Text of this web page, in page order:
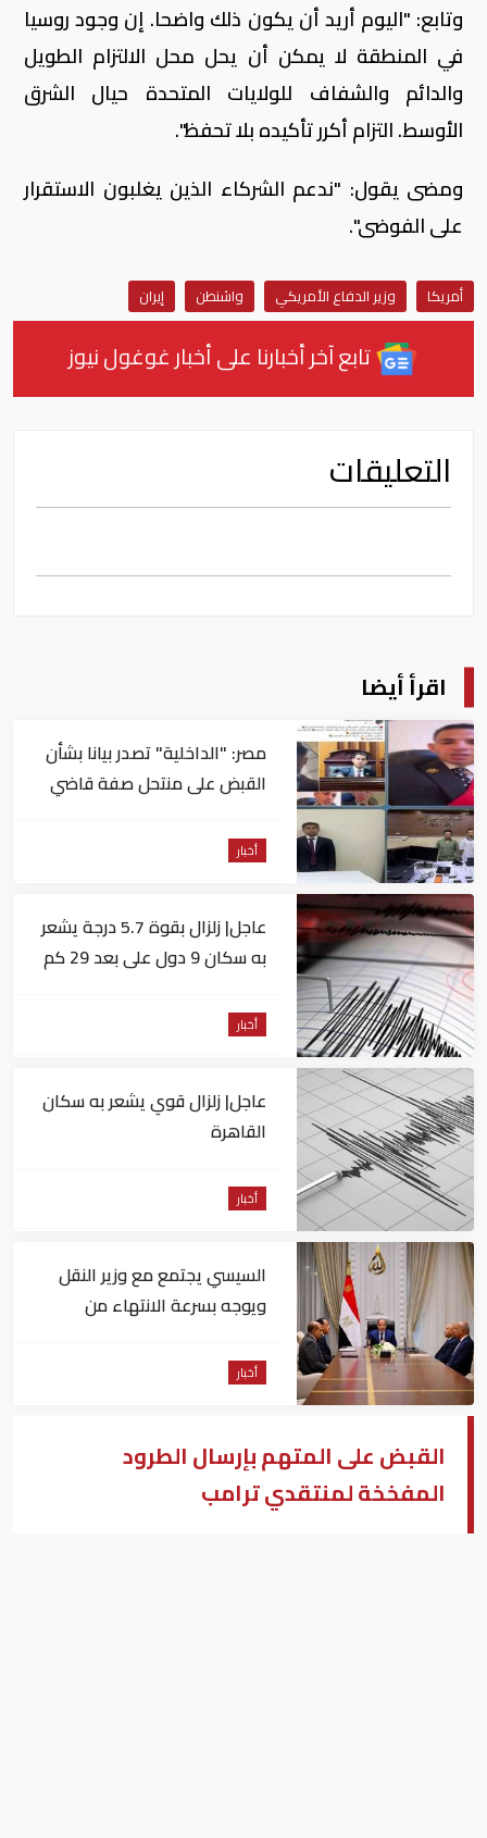
وتابع: "اليوم أريد أن يكون ذلك واضحا. إن وجود روسيا
في المنطقة لا يمكن أن يحل محل الالتزام الطويل
والدائم والشفاف للولايات المتحدة حيال الشرق
الأوسط. التزام أكرر تأكيده بلا تحفظ".
ومضى يقول: "ندعم الشركاء الذين يغلبون الاستقرار
على الفوضى".
أمريكا وزير الدفاع الأمريكي واشنطن إيران
تابع آخر أخبارنا على أخبار غوغول نيوز
التعليقات
اقرأ أيضا
مصر: "الداخلية" تصدر بيانا بشأن
القبض على منتحل صفة قاضي
أخبار
عاجل| زلزال بقوة 5.7 درجة يشعر
به سكان 9 دول على بعد 29 كم
أخبار
عاجل| زلزال قوي يشعر به سكان
القاهرة
أخبار
السيسي يجتمع مع وزير النقل
ويوجه بسرعة الانتهاء من
أخبار
القبض على المتهم بإرسال الطرود
المفخخة لمنتقدي ترامب